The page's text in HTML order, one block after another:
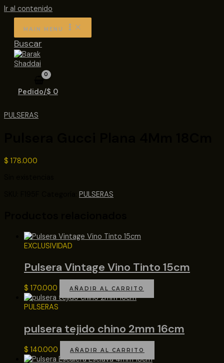
Ir al contenido
MAIN MENU
Buscar
Pedido/$ 0
PULSERAS
$ 178.000
PULSERAS
EXCLUSIVIDAD
Pulsera Vintage Vino Tinto 15cm
$ 170.000 AÑADIR AL CARRITO
PULSERAS
pulsera tejido chino 2mm 16cm
$ 140.000 AÑADIR AL CARRITO